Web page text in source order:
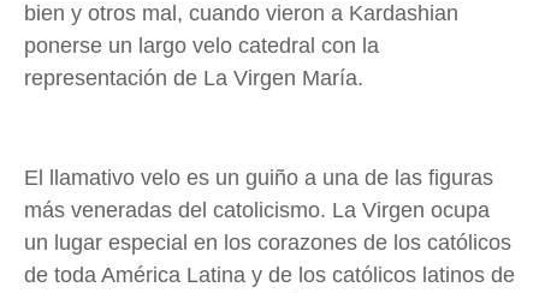
bien y otros mal, cuando vieron a Kardashian
ponerse un largo velo catedral con la
representación de La Virgen María.
El llamativo velo es un guiño a una de las figuras
más veneradas del catolicismo. La Virgen ocupa
un lugar especial en los corazones de los católicos
de toda América Latina y de los católicos latinos de